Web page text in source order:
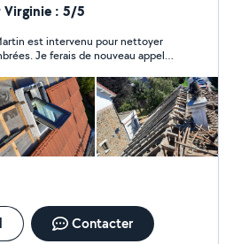
etc,nettoyage de façade
peinture tuiles, recherche et
toiture. Je suis à votre
tout autre renseignement.
prix.
Virginie : 5/5
est intervenu pour nettoyer
Je ferais de nouveau appel à
Contacter